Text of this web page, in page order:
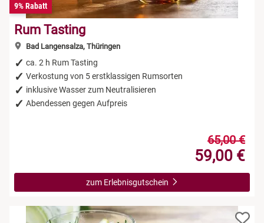
9% Rabatt
Rum Tasting
Bad Langensalza, Thüringen
ca. 2 h Rum Tasting
Verkostung von 5 erstklassigen Rumsorten
inklusive Wasser zum Neutralisieren
Abendessen gegen Aufpreis
65,00 €
59,00 €
zum Erlebnisgutschein